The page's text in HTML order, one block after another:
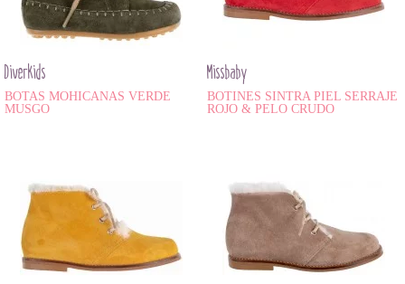
Diverkids
BOTAS MOHICANAS VERDE
MUSGO
Missbaby
BOTINES SINTRA PIEL SERRAJE
ROJO & PELO CRUDO